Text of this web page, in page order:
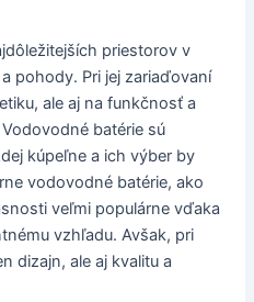
priestorov v
pohody. Pri jej zariaďovaní
ale aj na funkčnosť a
batérie sú
kúpeľne a ich výber by
vodovodné batérie, ako
veľmi populárne vďaka
vzhľadu. Avšak, pri
dizajn, ale aj kvalitu a